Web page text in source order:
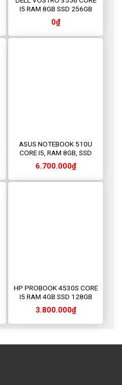
I5 RAM 8GB SSD 256GB
0₫
ASUS NOTEBOOK 510U
CORE I5, RAM 8GB, SSD
256GB
6.700.000₫
HP PROBOOK 4530S CORE
I5 RAM 4GB SSD 128GB
3.800.000₫